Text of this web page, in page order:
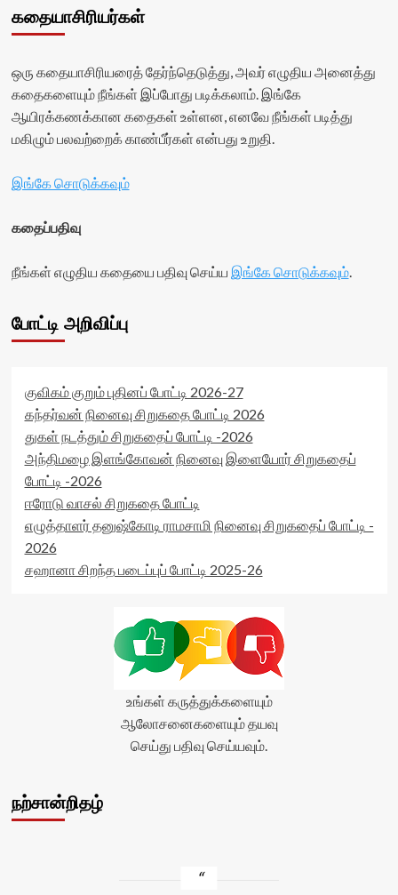
கதையாசிரியர்கள்
ஒரு கதையாசிரியரைத் தேர்ந்தெடுத்து, அவர் எழுதிய அனைத்து
கதைகளையும் நீங்கள் இப்போது படிக்கலாம். இங்கே
ஆயிரக்கணக்கான கதைகள் உள்ளன, எனவே நீங்கள் படித்து
மகிழும் பலவற்றைக் காண்பீர்கள் என்பது உறுதி.
இங்கே சொடுக்கவும்
கதைப்பதிவு
நீங்கள் எழுதிய கதையை பதிவு செய்ய இங்கே சொடுக்கவும்.
போட்டி அறிவிப்பு
குவிகம் குறும் புதினப் போட்டி 2026-27
கந்தர்வன் நினைவு சிறுகதை போட்டி 2026
துகள் நடத்தும் சிறுகதைப் போட்டி -2026
அந்திமழை இளங்கோவன் நினைவு இளையோர் சிறுகதைப்
போட்டி -2026
ஈரோடு வாசல் சிறுகதை போட்டி
எழுத்தாளர் தனுஷ்கோடி ராமசாமி நினைவு சிறுகதைப் போட்டி -
2026
சஹானா சிறந்த படைப்புப் போட்டி 2025-26
உங்கள் கருத்துக்களையும்
ஆலோசனைகளையும் தயவு
செய்து பதிவு செய்யவும்.
நற்சான்றிதழ்